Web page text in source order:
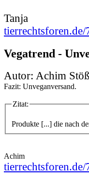
Tanja
Vegatrend -
Autor: Achim
Fazit: Unveganversand.
Zitat:
Produkte [...] die nach
Achim